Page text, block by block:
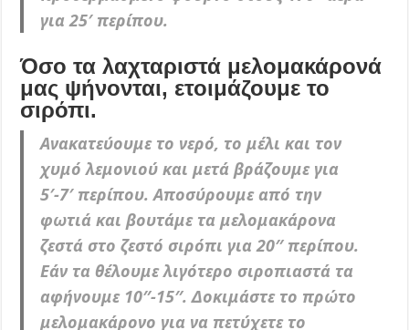
για 25′ περίπου.
Όσο τα λαχταριστά μελομακάρονά
μας ψήνονται, ετοιμάζουμε το
σιρόπι.
Ανακατεύουμε το νερό, το μέλι και τον
χυμό λεμονιού και μετά βράζουμε για
5′-7′ περίπου. Αποσύρουμε από την
φωτιά και βουτάμε τα μελομακάρονα
ζεστά στο ζεστό σιρόπι για 20″ περίπου.
Εάν τα θέλουμε λιγότερο σιροπιαστά τα
αφήνουμε 10″-15″. Δοκιμάστε το πρώτο
μελομακάρονο για να πετύχετε το